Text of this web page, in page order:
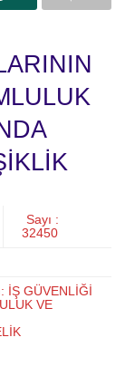
Sayı :
32450
İŞ GÜVENLİĞİ
VE